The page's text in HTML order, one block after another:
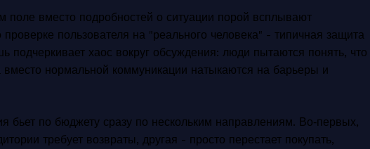
поле вместо подробностей о ситуации порой всплывают
пользователя на "реального человека" - типичная защита
подчеркивает хаос вокруг обсуждения: люди пытаются понять, что
вместо нормальной коммуникации натыкаются на барьеры и
бьет по бюджету сразу по нескольким направлениям. Во‑первых,
требует возвраты, другая - просто перестает покупать,